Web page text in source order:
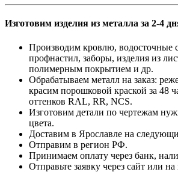
Изготовим изделия из металла за 2-4
Производим кровлю, водосточные
профнастил, заборы, изделия из
полимерным покрытием и др.
Обрабатываем металл на заказ:
красим порошковой краской за 48
оттенков RAL, RR, NCS.
Изготовим детали по чертежам
цвета.
Доставим в Ярославле на
Отправим в регион РФ.
Принимаем оплату через банк,
Отправьте заявку через сайт или на